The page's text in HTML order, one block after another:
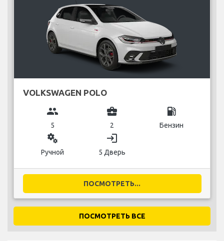
VOLKSWAGEN POLO
group
5
business_center
2
local_gas_station
Бензин
miscellaneous_services
Ручной
login
5 Дверь
ПОСМОТРЕТЬ...
ПОСМОТРЕТЬ ВСЕ